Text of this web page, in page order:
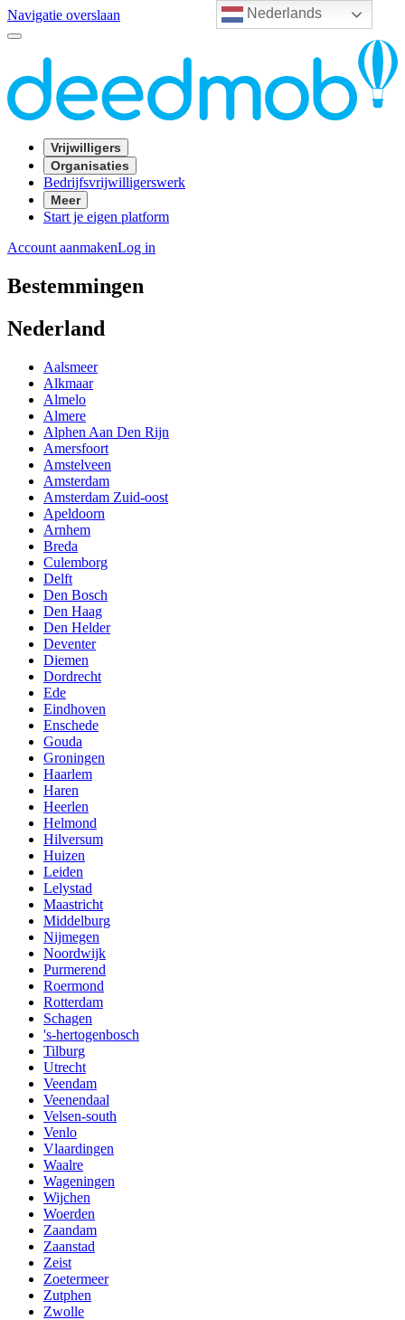
Nederlands
Navigatie overslaan
Vrijwilligers
Organisaties
Bedrijfsvrijwilligerswerk
Meer
Start je eigen platform
Account aanmakenLog in
Bestemmingen
Nederland
Aalsmeer
Alkmaar
Almelo
Almere
Alphen Aan Den Rijn
Amersfoort
Amstelveen
Amsterdam
Amsterdam Zuid-oost
Apeldoorn
Arnhem
Breda
Culemborg
Delft
Den Bosch
Den Haag
Den Helder
Deventer
Diemen
Dordrecht
Ede
Eindhoven
Enschede
Gouda
Groningen
Haarlem
Haren
Heerlen
Helmond
Hilversum
Huizen
Leiden
Lelystad
Maastricht
Middelburg
Nijmegen
Noordwijk
Purmerend
Roermond
Rotterdam
Schagen
's-hertogenbosch
Tilburg
Utrecht
Veendam
Veenendaal
Velsen-south
Venlo
Vlaardingen
Waalre
Wageningen
Wijchen
Woerden
Zaandam
Zaanstad
Zeist
Zoetermeer
Zutphen
Zwolle